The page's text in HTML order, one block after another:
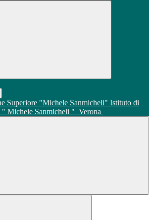
Istituto di
" Michele Sanmicheli " Verona